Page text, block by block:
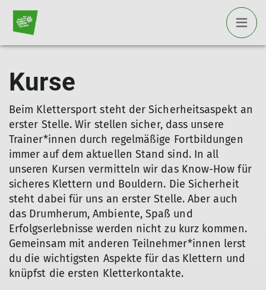
Kurse
Beim Klettersport steht der Sicherheitsaspekt an
erster Stelle. Wir stellen sicher, dass unsere
Trainer*innen durch regelmäßige Fortbildungen
immer auf dem aktuellen Stand sind. In all
unseren Kursen vermitteln wir das Know-How für
sicheres Klettern und Bouldern. Die Sicherheit
steht dabei für uns an erster Stelle. Aber auch
das Drumherum, Ambiente, Spaß und
Erfolgserlebnisse werden nicht zu kurz kommen.
Gemeinsam mit anderen Teilnehmer*innen lerst
du die wichtigsten Aspekte für das Klettern und
knüpfst die ersten Kletterkontakte.